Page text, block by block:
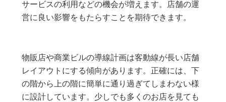
サービスの利用などの機会が増えます。店舗の運
営に良い影響をもたらすことを期待できます。
物販店や商業ビルの導線計画は客動線が長い店舗
レイアウトにする傾向があります。正確には、下
の階から上の階に簡単に通り過ぎてしまわない様
に設計しています。少しでも多くのお店を見ても